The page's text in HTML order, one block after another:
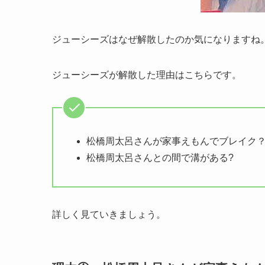
ジューシーズはなぜ解散したのか気になりますね
ジューシーズが解散した理由はこちらです。
松橋周太呂さんが家事えもんでブレイク
松橋周太呂さんとの間で溝がある?
詳しく見ていきましょう。